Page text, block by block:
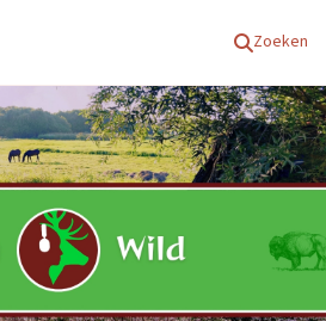
Zoeken